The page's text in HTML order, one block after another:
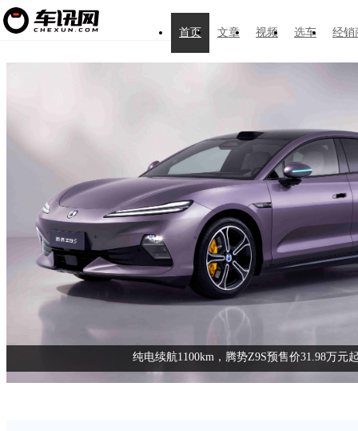
首页 文章 视频 选车 经销
，腾势Z9S预售价31.98万元起
全新
总量超